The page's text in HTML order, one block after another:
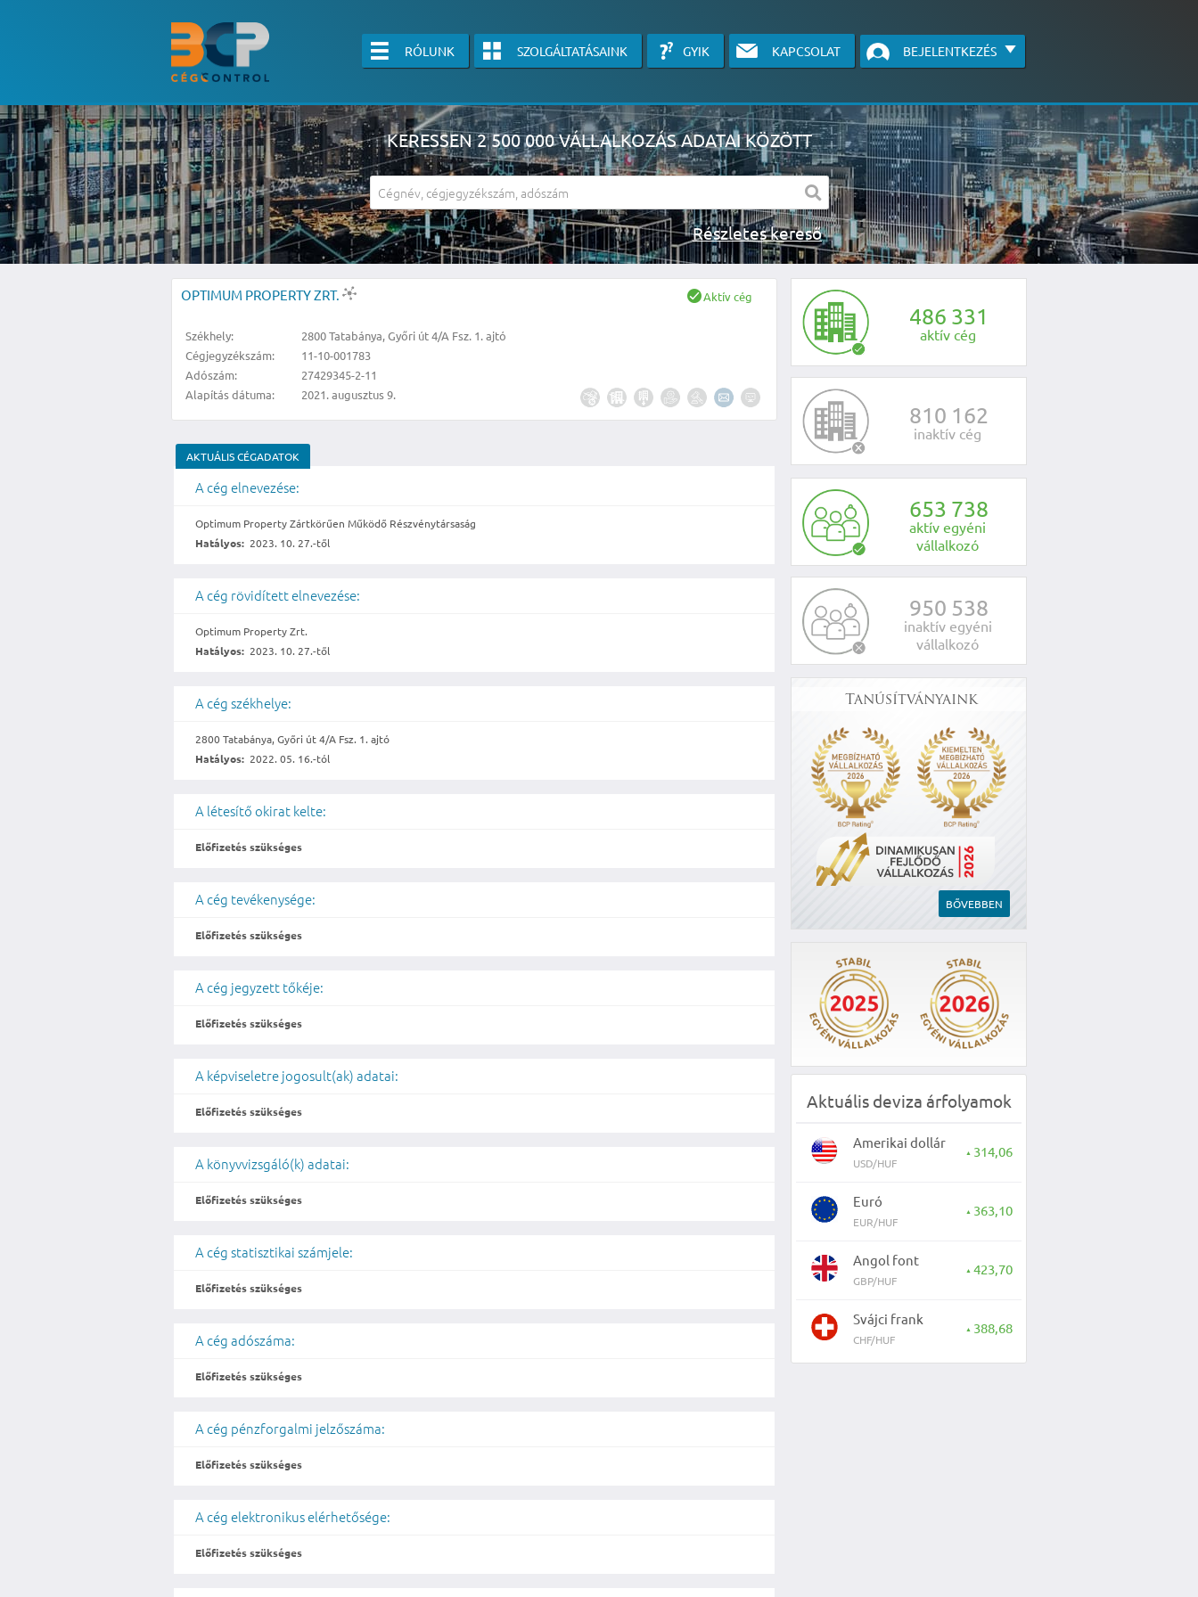
RÓLUNK SZOLGÁLTATÁSAINK GYIK KAPCSOLAT BEJELENTKEZÉS
KERESSEN 2 500 000 VÁLLALKOZÁS ADATAI KÖZÖTT
Részletes kereső
A részletes kereső csak belépett felhasználók számára érhető el, használatához kérjük jelentkezzen be, vagy vegye fel velünk a kapcsolatot az alábbi
KÉRJEN INGYENES ÁRAJÁNLATOT IDE KATTINTVA!
486 331
aktív cég
810 162
inaktív cég
653 738
aktív egyéni
vállalkozó
950 538
inaktív egyéni
vállalkozó
Tanúsítványaink
BŐVEBBEN
Aktuális deviza árfolyamok
Amerikai dollár
USD/HUF
▲ 314,06
Euró
EUR/HUF
▲ 363,10
Angol font
GBP/HUF
▲ 423,70
Svájci frank
CHF/HUF
▲ 388,68
OPTIMUM PROPERTY ZRT.
Székhely:
2800 Tatabánya, Győri út 4/A Fsz. 1. ajtó
Cégjegyzékszám:
11-10-001783
Adószám:
27429345-2-11
Alapítás dátuma:
2021. augusztus 9.
Aktív cég
AKTUÁLIS CÉGADATOK
A cég elnevezése:
Optimum Property Zártkörűen Működő Részvénytársaság
Hatályos: 2023. 10. 27.-től
A cég rövidített elnevezése:
Optimum Property Zrt.
Hatályos: 2023. 10. 27.-től
A cég székhelye:
2800 Tatabánya, Győri út 4/A Fsz. 1. ajtó
Hatályos: 2022. 05. 16.-tól
A létesítő okirat kelte:
Előfizetés szükséges
A cég tevékenysége:
Előfizetés szükséges
A cég jegyzett tőkéje:
Előfizetés szükséges
A képviseletre jogosult(ak) adatai:
Előfizetés szükséges
A könyvvizsgáló(k) adatai:
Előfizetés szükséges
A cég statisztikai számjele:
Előfizetés szükséges
A cég adószáma:
Előfizetés szükséges
A cég pénzforgalmi jelzőszáma:
Előfizetés szükséges
A cég elektronikus elérhetősége:
Előfizetés szükséges